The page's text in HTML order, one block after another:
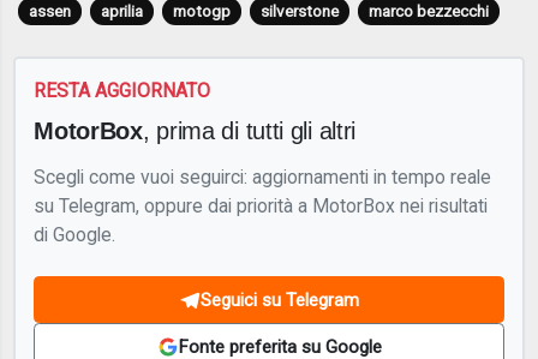
assen aprilia motogp silverstone marco bezzecchi
RESTA AGGIORNATO
MotorBox, prima di tutti gli altri
Scegli come vuoi seguirci: aggiornamenti in tempo reale
su Telegram, oppure dai priorità a MotorBox nei risultati
di Google.
Seguici su Telegram
Fonte preferita su Google